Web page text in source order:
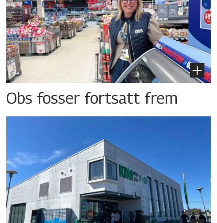
Obs fosser fortsatt frem